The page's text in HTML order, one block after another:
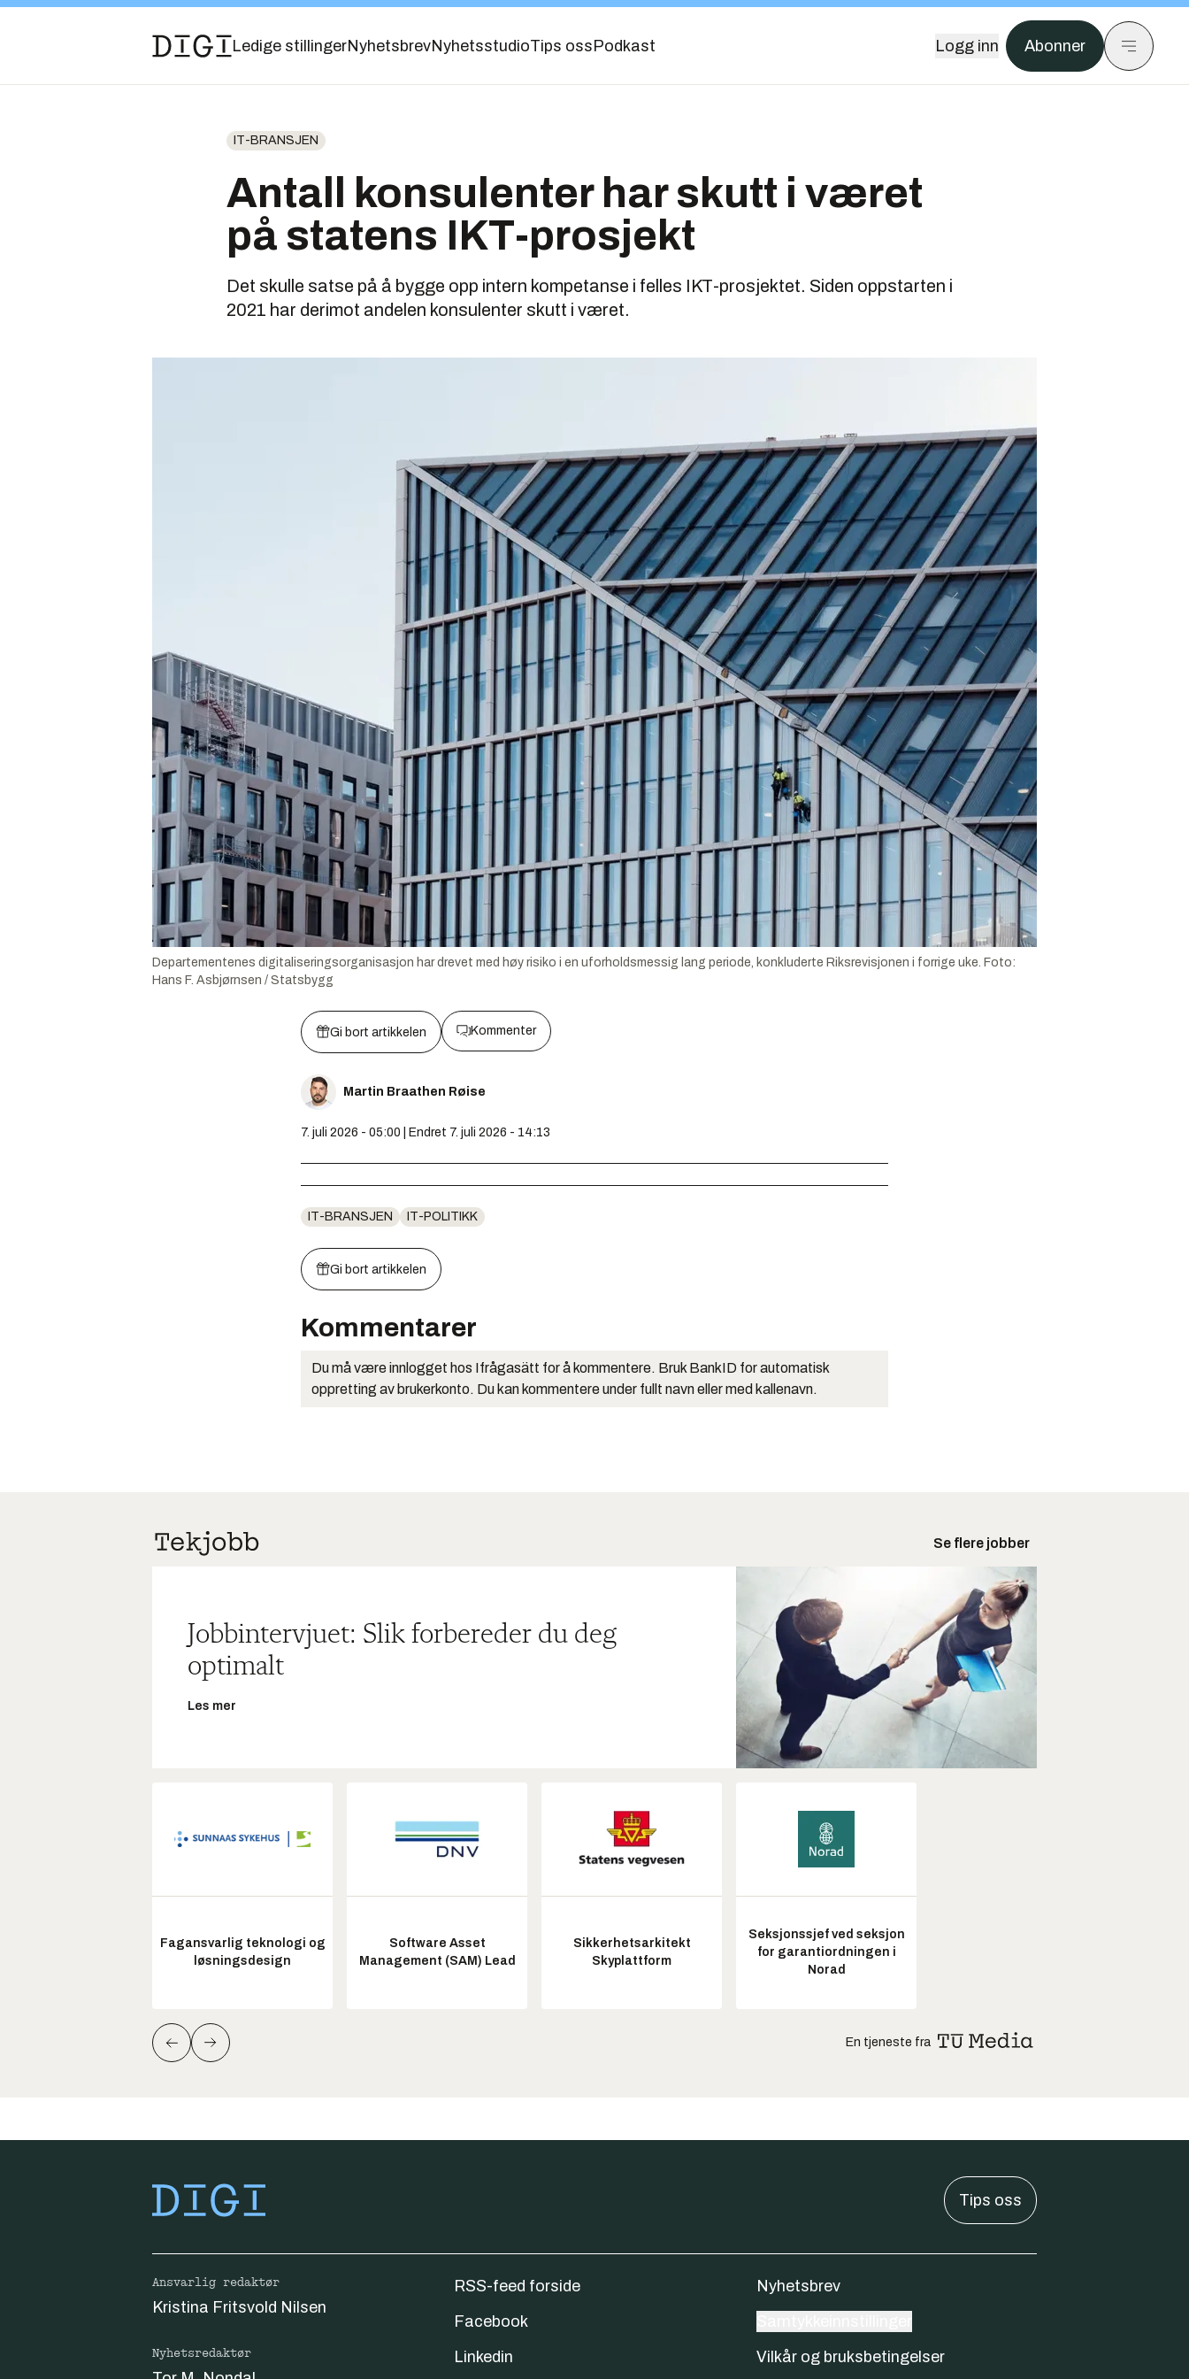
Ledige stillingerNyhetsbrevNyhetsstudioTips oss Podkast Logg inn Abonner
IT-BRANSJEN
Antall konsulenter har skutt i været
på statens IKT-prosjekt
Det skulle satse på å bygge opp intern kompetanse i felles IKT-prosjektet. Siden oppstarten i
2021 har derimot andelen konsulenter skutt i været.
Departementenes digitaliseringsorganisasjon har drevet med høy risiko i en uforholdsmessig lang periode, konkluderte Riksrevisjonen i forrige uke. Foto:
Hans F. Asbjørnsen / Statsbygg
Gi bort artikkelen Kommenter
Martin Braathen Røise
7. juli 2026 - 05:00 | Endret 7. juli 2026 - 14:13
IT-BRANSJEN IT-POLITIKK
Gi bort artikkelen
Kommentarer
Du må være innlogget hos Ifrågasätt for å kommentere. Bruk BankID for automatisk
oppretting av brukerkonto. Du kan kommentere under fullt navn eller med kallenavn.
Se flere jobber
Jobbintervjuet: Slik forbereder du deg
optimalt
Les mer
Fagansvarlig teknologi og
løsningsdesign
Software Asset
Management (SAM) Lead
Sikkerhetsarkitekt
Skyplattform
Seksjonssjef ved seksjon
for garantiordningen i
Norad
En tjeneste fra
Tips oss
Ansvarlig redaktør
Kristina Fritsvold Nilsen
Nyhetsredaktør
RSS-feed forside
Facebook
Linkedin
Nyhetsbrev
Vilkår og bruksbetingelser